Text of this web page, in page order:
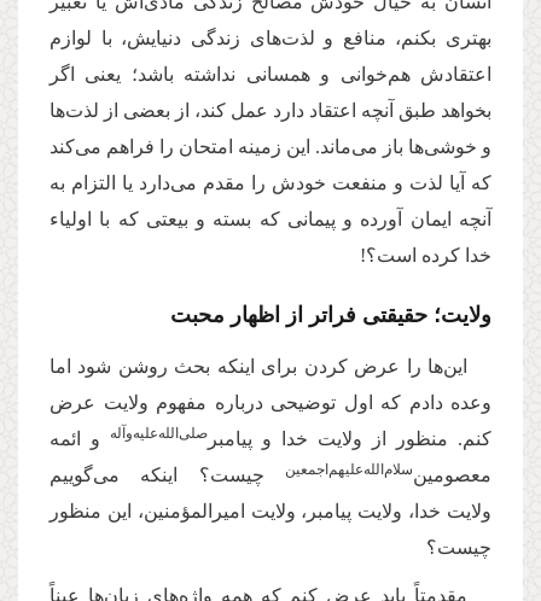
بهتری بکنم، منافع و لذت‌های زندگی دنیایش، با لوازم
اعتقادش هم‌خوانی و همسانی نداشته باشد؛ یعنی اگر
بخواهد طبق آنچه اعتقاد دارد عمل کند، از بعضی از لذت‌ها
و خوشی‌ها باز می‌ماند. این زمینه امتحان را فراهم می‌کند
که آیا لذت و منفعت خودش را مقدم می‌دارد یا التزام به
آنچه ایمان آورده و پیمانی که بسته و بیعتی که با اولیاء
خدا کرده است؟!
ولایت؛ حقیقتی فراتر از اظهار محبت
این‌ها را عرض کردن برای اینکه بحث روشن شود اما
وعده دادم که اول توضیحی درباره مفهوم ولایت عرض
کنم. منظور از ولایت خدا و پیامبر‌ صلی‌‌الله‌‌علیه‌‌و‌آله
و ائمه
معصومین‌سلام‌‌الله‌‌عليهم‌‌اجمعين
چیست؟ اینکه می‌گوییم
ولایت خدا، ولایت پیامبر، ولایت امیرالمؤمنین، این منظور
چیست؟
مقدمتاً باید عرض کنم که همه واژه‌های زبان‌ها عیناً